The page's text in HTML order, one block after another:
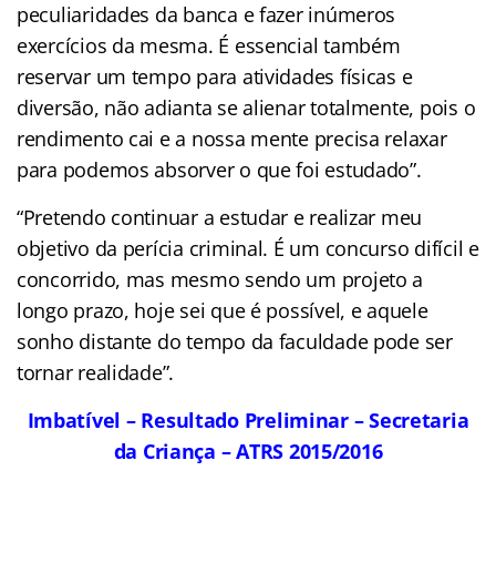
peculiaridades da banca e fazer inúmeros
exercícios da mesma. É essencial também
reservar um tempo para atividades físicas e
diversão, não adianta se alienar totalmente, pois o
rendimento cai e a nossa mente precisa relaxar
para podemos absorver o que foi estudado”.
“Pretendo continuar a estudar e realizar meu
objetivo da perícia criminal. É um concurso difícil e
concorrido, mas mesmo sendo um projeto a
longo prazo, hoje sei que é possível, e aquele
sonho distante do tempo da faculdade pode ser
tornar realidade”.
Imbatível – Resultado Preliminar – Secretaria
da Criança – ATRS 2015/2016